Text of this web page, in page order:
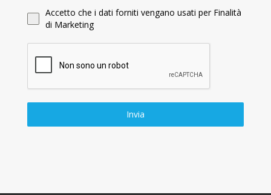
Accetto che i dati forniti vengano usati per Finalità
di Marketing
Invia